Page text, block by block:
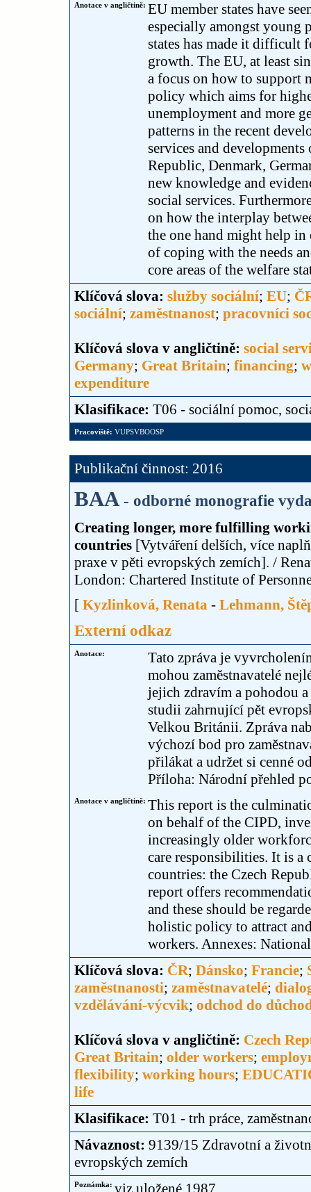
Anotace v angličtině: EU member states have
especially amongst young
states has made it difficult
growth. The EU, at least
a focus on how to support
policy which aims for
unemployment and more
patterns in the recent
services and
Republic, Denmark,
new knowledge and
social services.
on how the interplay
the one hand might help in
of coping with the needs
core areas of the welfare
Klíčová slova: služby sociální; EU;
sociální; zaměstnanost; pracovníci
Klíčová slova v angličtině: social
Germany; Great Britain; financing;
expenditure
Klasifikace: T06 - sociální pomoc,
Pracoviště: VUPSVBOOSP
Publikační činnost: 2016
BAA - odborné monografie
Creating longer, more fulfilling
countries [Vytváření delších, více
praxe v pěti evropských zemích]. /
London: Chartered Institute of
[ Kyzlinková, Renata - Lehmann,
Externí odkaz
Anotace:
Tato zpráva je
mohou zaměstnavatelé
jejich zdravím a pohodou
studii zahrnující pět
Velkou Británii. Zpráva
výchozí bod pro
přilákat a udržet si cenné
Příloha: Národní přehled
Anotace v angličtině: This report is the
on behalf of the CIPD,
increasingly older
care responsibilities. It is
countries: the Czech
report offers
and these should be
holistic policy to attract
workers. Annexes:
Klíčová slova: ČR; Dánsko; Francie;
zaměstnanosti; zaměstnavatelé;
vzdělávání-výcvik; odchod do
Klíčová slova v angličtině: Czech
Great Britain; older workers;
flexibility; working hours;
life
Klasifikace: T01 - trh práce,
Návaznost: 9139/15 Zdravotní a
evropských zemích
Poznámka: viz uložené 1987